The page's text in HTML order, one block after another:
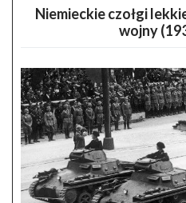
Niemieckie czołgi
wojny